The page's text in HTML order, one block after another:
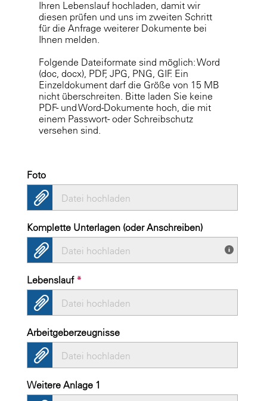
Ihren Lebenslauf hochladen, damit wir
diesen prüfen und uns im zweiten Schritt
für die Anfrage weiterer Dokumente bei
Ihnen melden.
Folgende Dateiformate sind möglich: Word
(doc, docx), PDF, JPG, PNG, GIF. Ein
Einzeldokument darf die Größe von 15 MB
nicht überschreiten. Bitte laden Sie keine
PDF- und Word-Dokumente hoch, die mit
einem Passwort- oder Schreibschutz
versehen sind.
Foto
Datei hochladen
Komplette Unterlagen (oder Anschreiben)
Datei hochladen
Lebenslauf *
Datei hochladen
Arbeitgeberzeugnisse
Datei hochladen
Weitere Anlage 1